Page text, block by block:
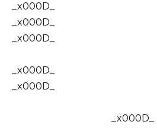
_x000D_
_x000D_
_x000D_
_x000D_
_x000D_
_x000D_